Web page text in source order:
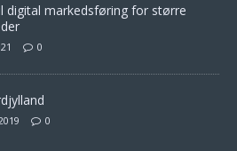
digital markedsføring for større
0
0